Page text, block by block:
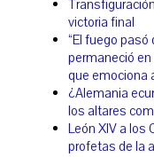
victoria final
“El fuego
permaneció
que emociona
¿Alemania
los altares
León XIV a los
profetas de la